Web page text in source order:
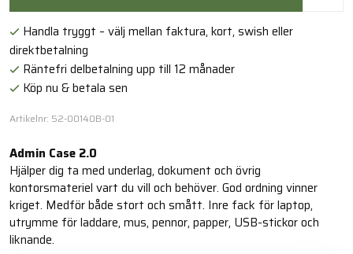
Handla tryggt – välj mellan faktura, kort, swish eller
direktbetalning
Räntefri delbetalning upp till 12 månader
Köp nu & betala sen
Artikelnr: 52-00140B-01
Admin Case 2.0
Hjälper dig ta med underlag, dokument och övrig
kontorsmateriel vart du vill och behöver. God ordning vinner
kriget. Medför både stort och smått. Inre fack för laptop,
utrymme för laddare, mus, pennor, papper, USB-stickor och
liknande.